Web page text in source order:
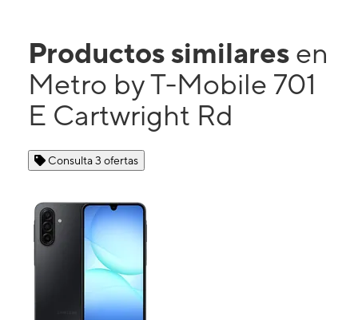
Productos similares en
Metro by T-Mobile 701
E Cartwright Rd
Consulta 3 ofertas